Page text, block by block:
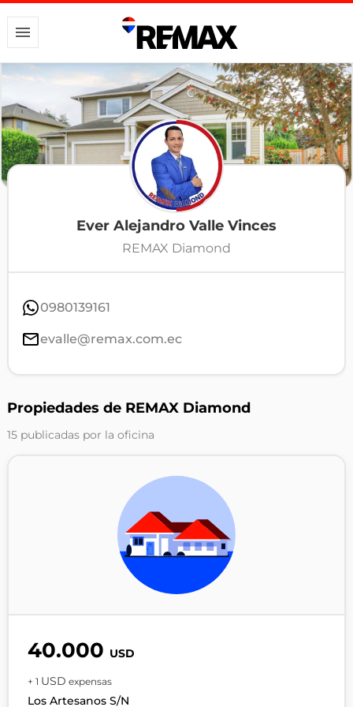
Ever Alejandro Valle Vinces
REMAX Diamond
0980139161
evalle@remax.com.ec
Propiedades de REMAX Diamond
15 publicadas por la oficina
40.000 USD
+ 1 USD expensas
Los Artesanos S/N